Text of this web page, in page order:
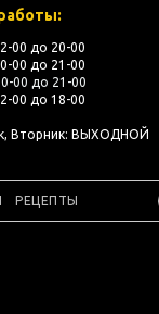
00 до 20-00
00 до 21-00
00 до 21-00
00 до 18-00
Вторник: ВЫХОДНОЙ
РЕЦЕПТЫ